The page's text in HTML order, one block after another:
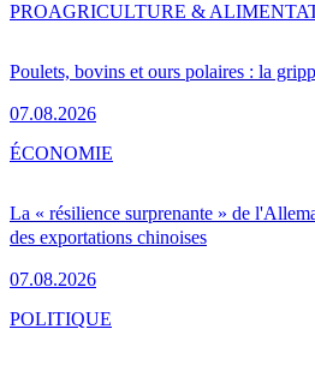
Poulets, bovins et ours polaires : la
07.08.2026
PROAGRICULTURE &
La « résilience surprenante » de
des exportations chinoises
07.08.2026
ÉCONOMIE
POLITIQUE